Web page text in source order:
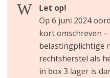
Let op!
Op 6 juni 2024
kort omschreven –
belastingplichtige
rechtsherstel als
in box 3 lager is